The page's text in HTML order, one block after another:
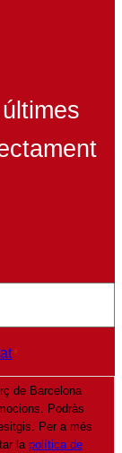
*
de Barcelona
Podràs
Per a més
la política de